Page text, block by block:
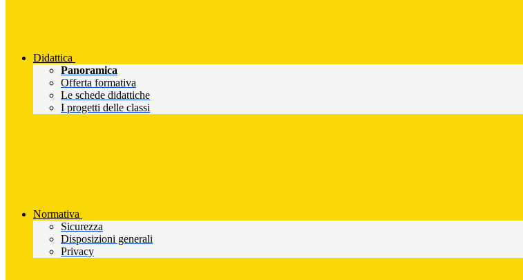
Didattica
Panoramica
Offerta formativa
Le schede didattiche
I progetti delle classi
Normativa
Sicurezza
Disposizioni generali
Privacy